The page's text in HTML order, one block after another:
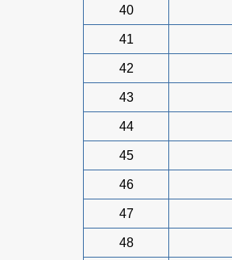
40
41
42
43
44
45
46
47
48